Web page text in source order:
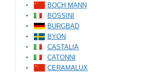
BOCH MANN
BOSSINI
BURGBAD
BYON
CASTALIA
CATONNI
CERAMALUX